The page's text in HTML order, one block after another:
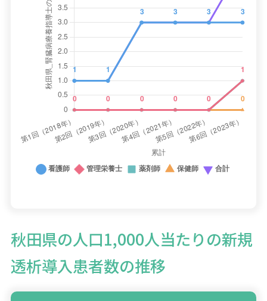
秋田県の人口1,000人当たりの新規
透析導入患者数の推移